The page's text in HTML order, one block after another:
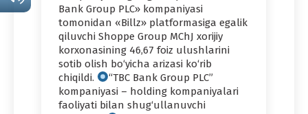
Bank Group PLC» kompaniyasi
tomonidan «Billz» platformasiga egalik
qiluvchi Shoppe Group MChJ xorijiy
korxonasining 46,67 foiz ulushlarini
sotib olish bo‘yicha arizasi ko‘rib
chiqildi.
“TBC Bank Group PLC”
kompaniyasi – holding kompaniyalari
faoliyati bilan shug‘ullanuvchi